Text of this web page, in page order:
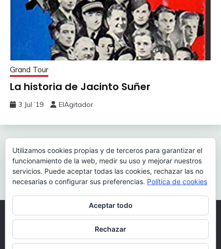
Grand Tour
La historia de Jacinto Suñer
3 Jul ’19 ElAgitador
Navegación
de
entradas
Anterior:
Elefantes regresan con
Rinoceronte
Siguiente:
Ferozmente divertida: «La
fiera literaria».
Todos los derechos reservados 2026.
Funciona gracias a WordPress
|
Tema: Fairy por
Utilizamos cookies propias y de terceros para garantizar el
funcionamiento de la web, medir su uso y mejorar nuestros
servicios. Puede aceptar todas las cookies, rechazar las no
necesarias o configurar sus preferencias. Política de cookies
Aceptar todo
Rechazar